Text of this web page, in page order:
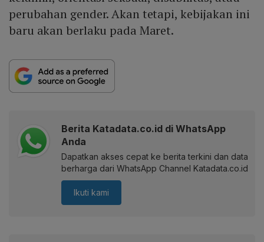
perubahan gender. Akan tetapi, kebijakan ini
baru akan berlaku pada Maret.
Berita Katadata.co.id di WhatsApp
Anda
Dapatkan akses cepat ke berita terkini dan data
berharga dari WhatsApp Channel Katadata.co.id
Ikuti kami